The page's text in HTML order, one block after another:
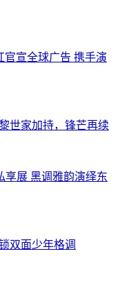
官宣全球广告 携手演
世家加持，锋芒再续
享展 黑调雅韵演绎东
双面少年格调